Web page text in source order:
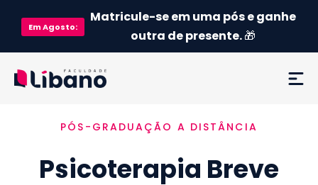
EmAgosto:
Matricule-se em uma pós e ganhe
outra de presente.🎁
Ementa
Como funciona
PÓS-GRADUAÇÃO A DISTÂNCIA
Psicoterapia Breve